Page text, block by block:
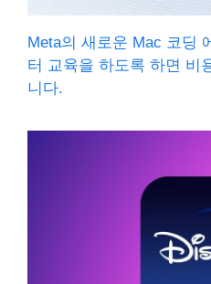
Meta의 새로운 Mac 코딩
터 교육을 하도록 하면 비
니다.